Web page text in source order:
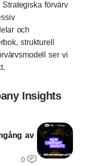
förvärv
och
strukturell
ser vi
Insights
av
0